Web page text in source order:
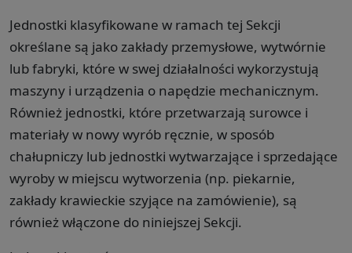
Jednostki klasyfikowane w ramach tej Sekcji
określane są jako zakłady przemysłowe, wytwórnie
lub fabryki, które w swej działalności wykorzystują
maszyny i urządzenia o napędzie mechanicznym.
Również jednostki, które przetwarzają surowce i
materiały w nowy wyrób ręcznie, w sposób
chałupniczy lub jednostki wytwarzające i sprzedające
wyroby w miejscu wytworzenia (np. piekarnie,
zakłady krawieckie szyjące na zamówienie), są
również włączone do niniejszej Sekcji.